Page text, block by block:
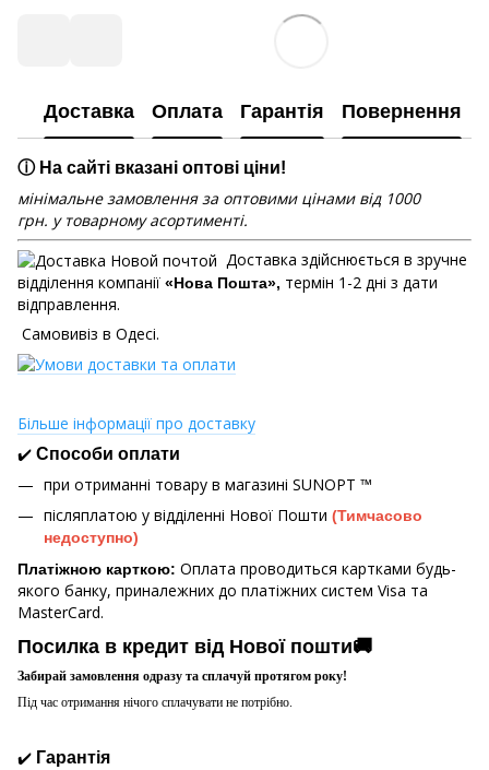
Доставка Оплата Гарантія Повернення
ⓘ На сайті вказані оптові ціни!
мінімальне замовлення за оптовими цінами від 1000
грн. у товарному асортименті.
Доставка здійснюється в зручне
відділення компанії «Нова Пошта», термін 1-2 дні з дати
відправлення.
Самовивіз в Одесі.
Більше інформації про доставку
✔️ Способи оплати
при отриманні товару в магазині SUNOPT ™
післяплатою у відділенні Нової Пошти (Тимчасово
недоступно)
Платіжною карткою: Оплата проводиться картками будь-
якого банку, приналежних до платіжних систем Visa та
MasterCard.
Посилка в кредит від Нової пошти🚚
Забирай замовлення одразу та сплачуй протягом року!
Під час отримання нічого сплачувати не потрібно.
✔️ Гарантія